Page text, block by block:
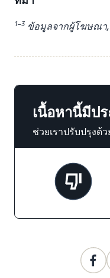
1–3 ข้อมูลจากผู้โฆษณา,
เนื้อหานี้มีป
ช่วยเราปรับปรุง